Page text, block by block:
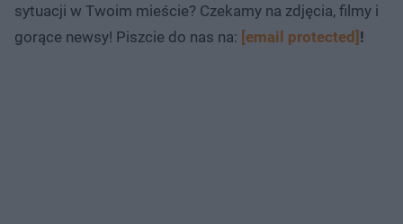
sytuacji w Twoim mieście? Czekamy na zdjęcia, filmy i
gorące newsy! Piszcie do nas na: [email protected] !